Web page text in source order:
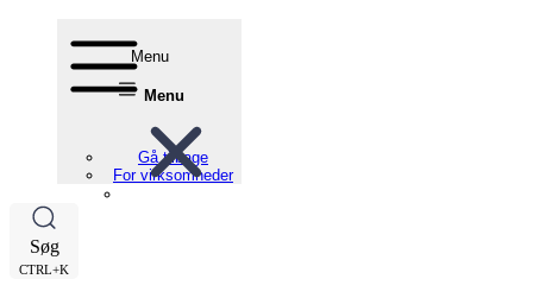
Menu
Menu
Gå tilbage
For virksomheder
Søg
CTRL+K